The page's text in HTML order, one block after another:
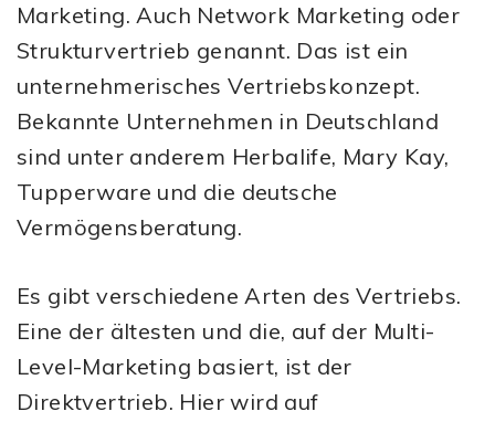
Marketing. Auch Network Marketing oder
Strukturvertrieb genannt. Das ist ein
unternehmerisches Vertriebskonzept.
Bekannte Unternehmen in Deutschland
sind unter anderem Herbalife, Mary Kay,
Tupperware und die deutsche
Vermögensberatung.
Es gibt verschiedene Arten des Vertriebs.
Eine der ältesten und die, auf der Multi-
Level-Marketing basiert, ist der
Direktvertrieb. Hier wird auf